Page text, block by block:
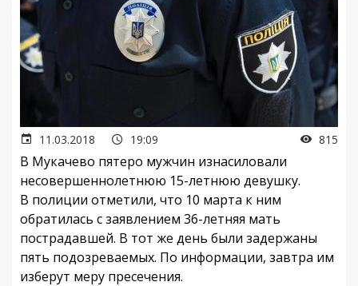
11.03.2018 19:09 815
В Мукачево пятеро мужчин изнасиловали
несовершеннолетнюю 15-летнюю девушку.
В полиции отметили, что 10 марта к ним
обратилась с заявлением 36-летняя мать
пострадавшей. В тот же день были задержаны
пять подозреваемых. По информации, завтра им
изберут меру пресечения.